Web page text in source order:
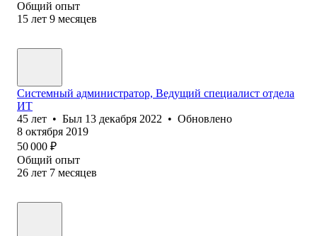
Общий опыт
15 лет 9 месяцев
Системный администратор, Ведущий специалист отдела
ИТ
45 лет • Был 13 декабря 2022 • Обновлено
8 октября 2019
50 000 ₽
Общий опыт
26 лет 7 месяцев